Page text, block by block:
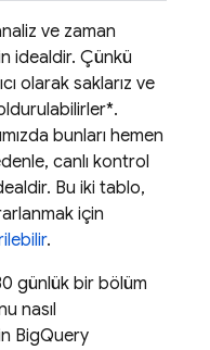
ve zaman
idealdir. Çünkü
olarak saklarız ve
bunları hemen
canlı kontrol
Bu iki tablo,
için
.
günlük bir bölüm
nasıl
BigQuery